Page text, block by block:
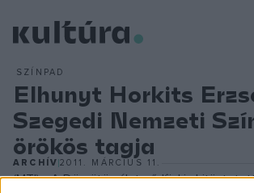
SZÍNPAD
Elhunyt Horkits
Szegedi Nemzeti
örökös tagja
ARCHÍV2011. MÁRCIUS 11.
(MTI) - A Dömötör-életműdíjjal is